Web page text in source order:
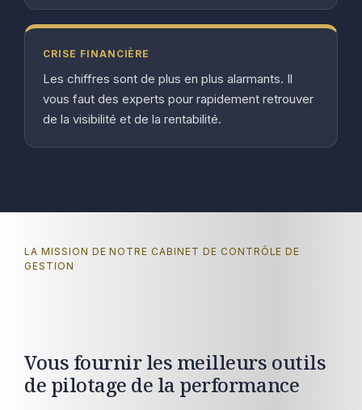
CRISE FINANCIÈRE
Les chiffres sont de plus en plus alarmants. Il
vous faut des experts pour rapidement retrouver
de la visibilité et de la rentabilité.
LA MISSION DE NOTRE CABINET DE CONTRÔLE DE
GESTION
Vous fournir les meilleurs outils
de pilotage de la performance